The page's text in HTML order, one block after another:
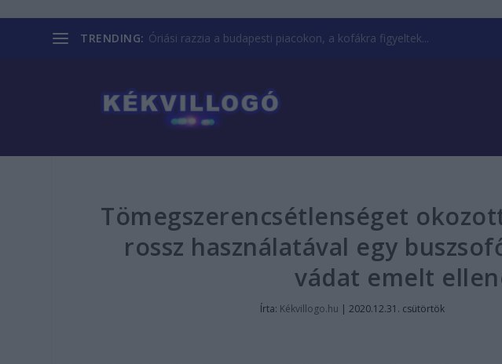
TRENDING: Óriási razzia a budapesti piacokon, a kofákra figyeltek...
Tömegszerencsétlenséget
rossz használatával egy
vádat emelt
Írta: Kékvillogo.hu | 2020.12.31. csütörtök